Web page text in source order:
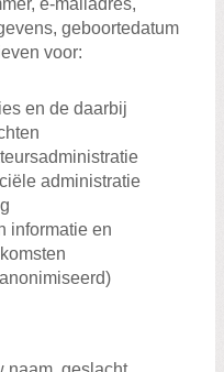
e-mailadres,
geboortedatum
voor:
en de daarbij
administratie
informatie en